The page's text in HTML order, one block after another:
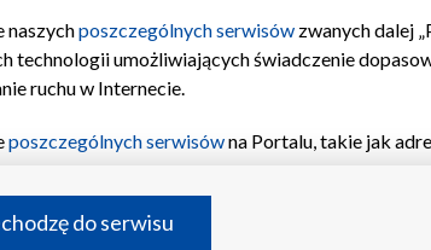
naszychposzczególnych serwisów zwanych dalej
umożliwiających świadczenie
ruchu w Internecie.
poszczególnych serwisówna Portalu, takie jak
informacji na urządzeniu lub dostęp do
spersonalizowanych treści, wyboru
do serwisu